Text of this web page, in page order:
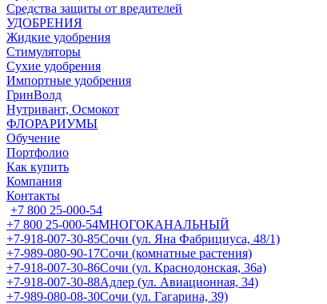
Средства защиты от вредителей
УДОБРЕНИЯ
Жидкие удобрения
Стимуляторы
Сухие удобрения
Импортные удобрения
ГринВолд
Нутривант, Осмокот
ФЛОРАРИУМЫ
Обучение
Портфолио
Как купить
Компания
Контакты
+7 800 25-000-54
+7 800 25-000-54МНОГОКАНАЛЬНЫЙ
+7-918-007-30-85Сочи (ул. Яна Фабрициуса, 48/1)
+7-989-080-90-17Сочи (комнатные растения)
+7-918-007-30-86Сочи (ул. Краснодонская, 36а)
+7-918-007-30-88Адлер (ул. Авиационная, 34)
+7-989-080-08-30Сочи (ул. Гагарина, 39)